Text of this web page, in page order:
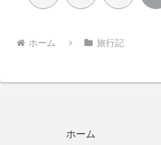
ホーム 旅行記
ホーム